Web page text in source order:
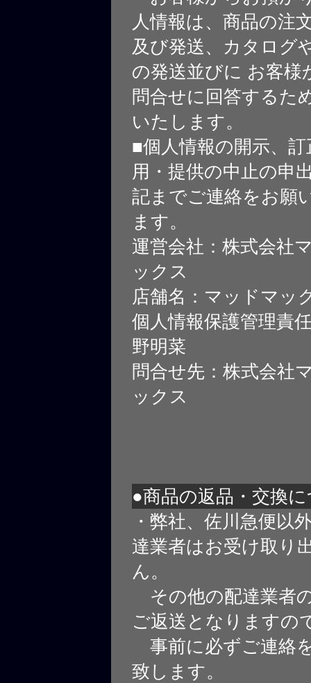
人情報は、商品の注
及び発送、カタログ
の発送並びに お客様
問合せに回答するた
いたします。
■個人情報の開示、
用・提供の中止の申
記までご連絡をお願
ます。
運営会社：株式会社
ックス
店舗名：マッドマッ
個人情報保護管理責
野明菜
問合せ先：株式会社
ックス
●商品の返品・交換
・弊社、佐川急便以
達業者はお受け取り
ん。
その他の配達業者
ご返送となりますの
事前に必ずご連絡
致します。